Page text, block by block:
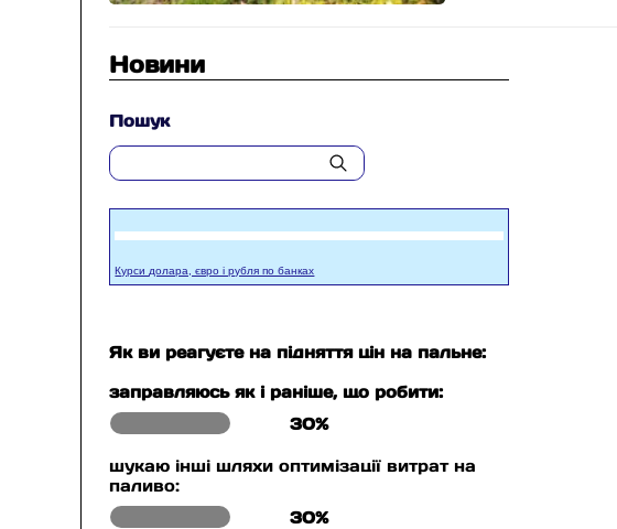
Новини
Пошук
Курси долара, євро і рубля по банках
Як ви реагуєте на підняття цін на пальне:
заправляюсь як і раніше, що робити:
30%
шукаю інші шляхи оптимізації витрат на
паливо:
30%